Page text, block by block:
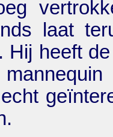
laat
Hij heeft